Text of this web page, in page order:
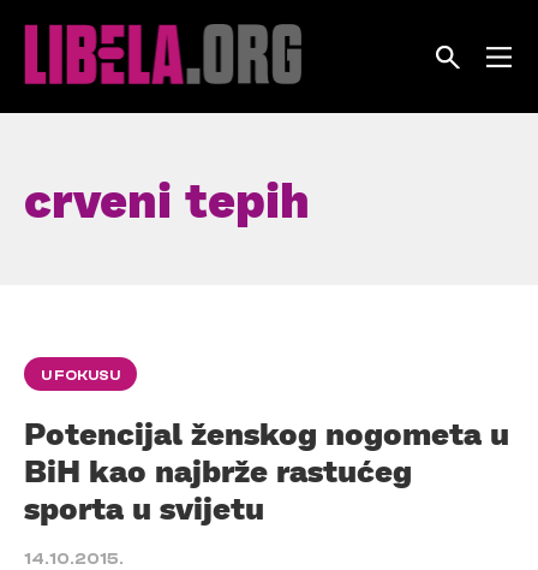
crveni tepih
U FOKUSU
Potencijal ženskog nogometa u
BiH kao najbrže rastućeg
sporta u svijetu
14.10.2015.